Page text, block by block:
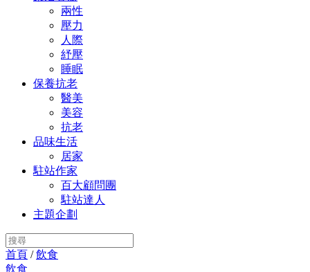
兩性
壓力
人際
紓壓
睡眠
保養抗老
醫美
美容
抗老
品味生活
居家
駐站作家
百大顧問團
駐站達人
主題企劃
首頁 /飲食
飲食